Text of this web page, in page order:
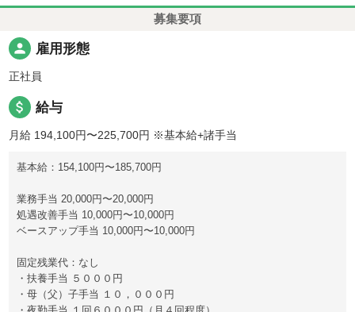
募集要項
person 雇用形態
正社員
attach_money 給与
月給 194,100円〜225,700円 ※基本給+諸手当
基本給：154,100円〜185,700円
業務手当 20,000円〜20,000円
処遇改善手当 10,000円〜10,000円
ベースアップ手当 10,000円〜10,000円
固定残業代：なし
・扶養手当 ５０００円
・母（父）子手当 １０，０００円